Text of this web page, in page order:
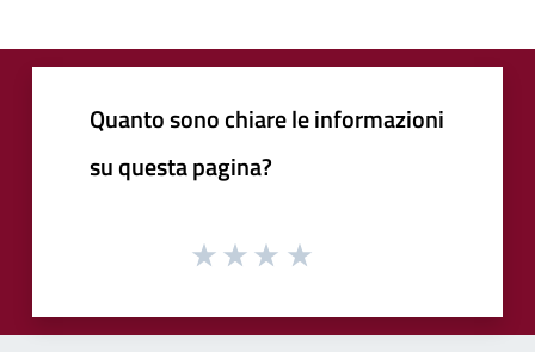
Quanto sono chiare le informazioni
su questa pagina?